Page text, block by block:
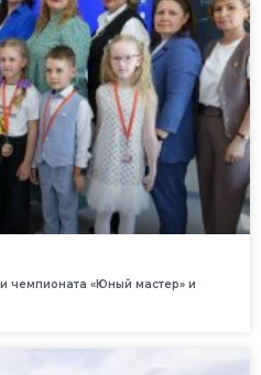
чемпионата «Юный мастер» и